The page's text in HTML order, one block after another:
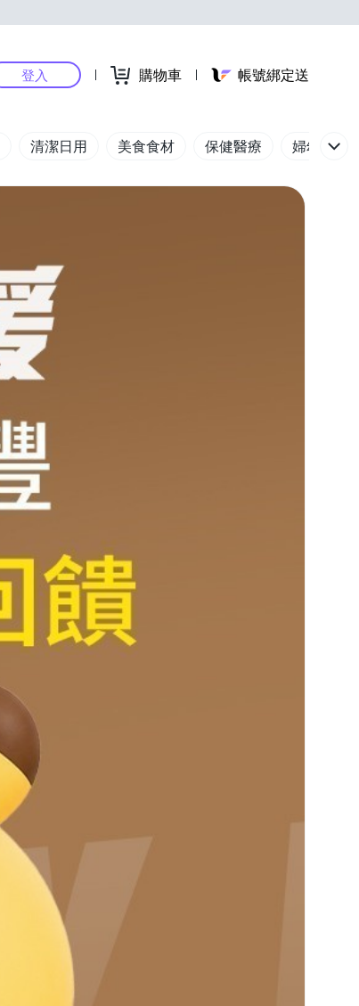
登入 購物車 帳號綁定送
清潔日用 美食食材 保健醫療 婦幼玩具